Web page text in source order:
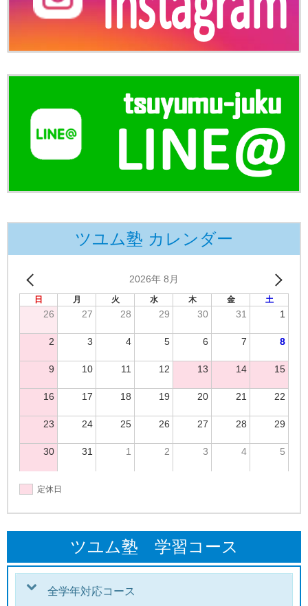
ツユム塾 カレンダー
2026年 8月
日 月 火 水 木 金 土
26 27 28 29 30 31 1
2 3 4 5 6 7 8
9 10 11 12 13 14 15
16 17 18 19 20 21 22
23 24 25 26 27 28 29
30 31 1 2 3 4 5
定休日
ツユム塾 学習コース
全学年対応コース